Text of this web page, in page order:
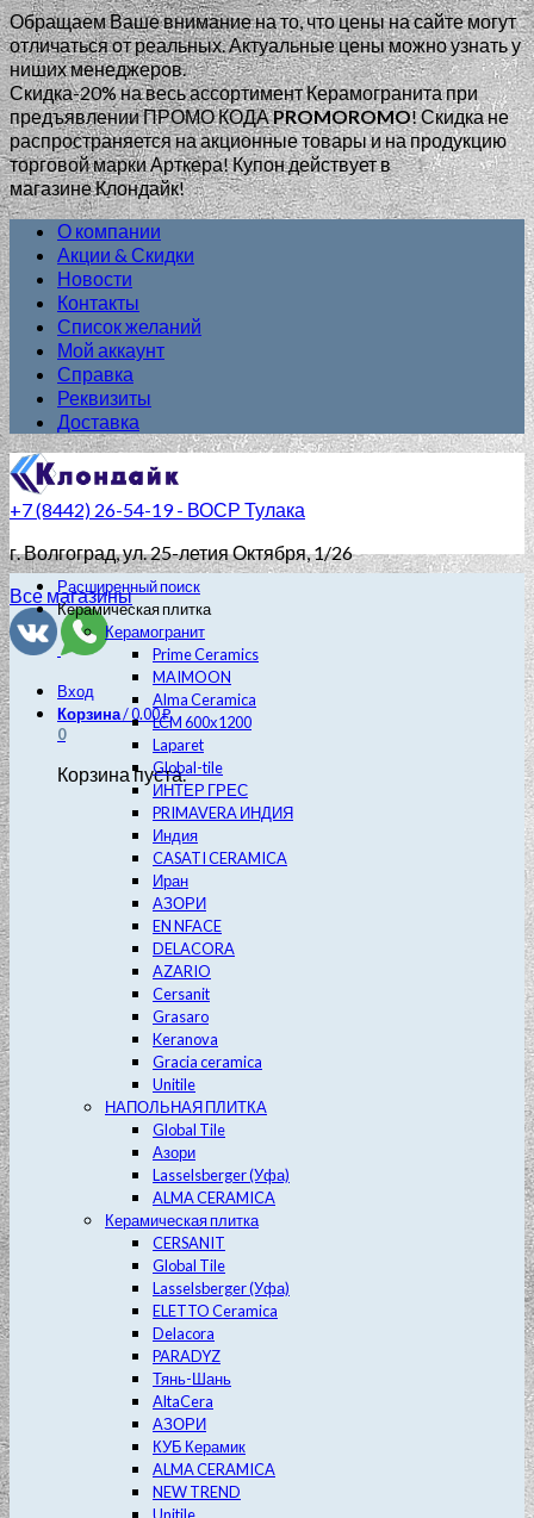
Обращаем Ваше внимание на то, что цены на сайте могут
отличаться от реальных. Актуальные цены можно узнать у
ниших менеджеров.
Скидка-20% на весь ассортимент Керамогранита при
предъявлении ПРОМО КОДАPROMOROMO!Скидка не
распространяется на акционные товары и на продукцию
торговой марки Арткера! Купон действует в
магазине Клондайк!
О компании
Акции & Скидки
Новости
Контакты
Список желаний
Мой аккаунт
Справка
Реквизиты
Доставка
+7 (8442) 26-54-19 - ВОСР Тулака
г. Волгоград, ул. 25-летия Октября, 1/26
Все магазины
Вход
Корзина/0.00₽
0
Корзина пуста.
Расширенный поиск
Керамическая плитка
Керамогранит
Prime Ceramics
MAIMOON
Alma Ceramica
LCM 600х1200
Laparet
Global-tile
ИНТЕР ГРЕС
PRIMAVERA ИНДИЯ
Индия
CASATI CERAMICA
Иран
АЗОРИ
EN NFACE
DELACORA
AZARIO
Cersanit
Grasaro
Keranova
Gracia ceramica
Unitile
НАПОЛЬНАЯ ПЛИТКА
Global Tile
Азори
Lasselsberger (Уфа)
ALMA CERAMICA
Керамическая плитка
CERSANIT
Global Tile
Lasselsberger (Уфа)
ELETTO Ceramica
Delacora
PARADYZ
Тянь-Шань
AltaCera
АЗОРИ
КУБ Керамик
ALMA CERAMICA
NEW TREND